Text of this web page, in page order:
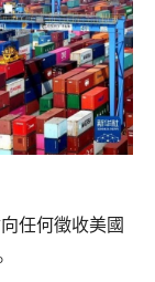
任何徵收美國